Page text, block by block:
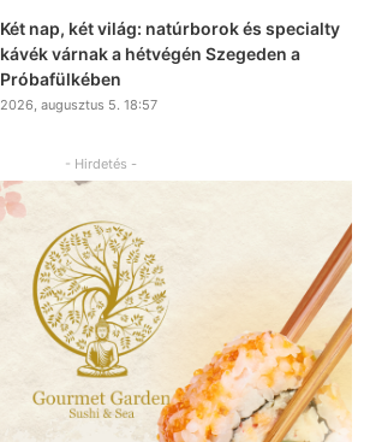
Két nap, két világ: natúrborok és specialty
kávék várnak a hétvégén Szegeden a
Próbafülkében
2026, augusztus 5. 18:57
- Hirdetés -